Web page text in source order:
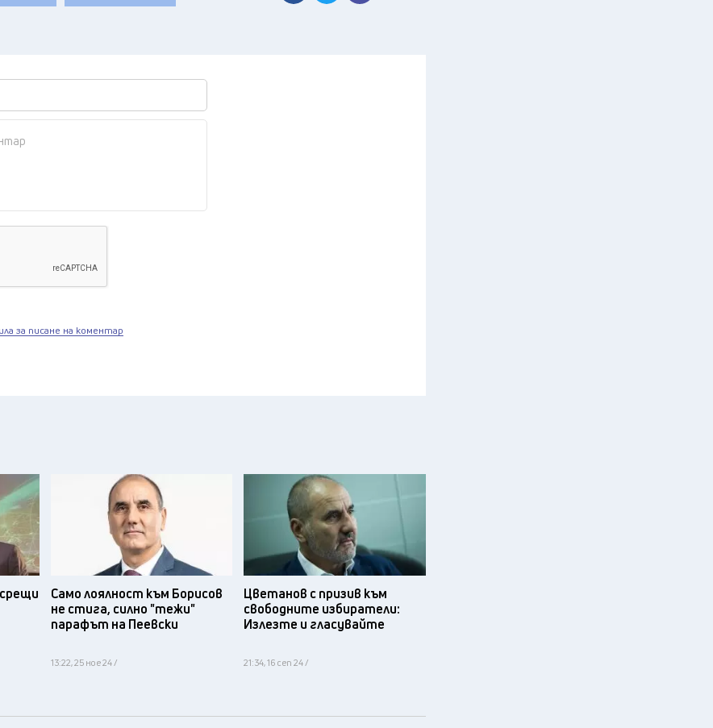
за писане на коментар
Само лоялност към Борисов
не стига, силно "тежи"
парафът на Пеевски
13:22, 25 ное 24 /
Цветанов с призив към
свободните избиратели:
Излезте и гласувайте
21:34, 16 сеп 24 /